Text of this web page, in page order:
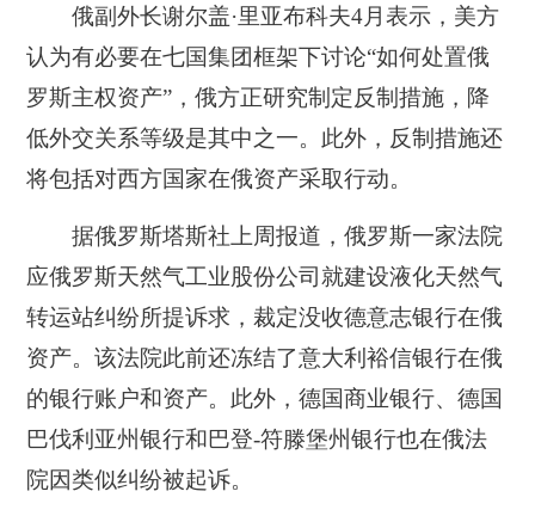
俄副外长谢尔盖·里亚布科夫4月表示，美方
认为有必要在七国集团框架下讨论“如何处置俄
罗斯主权资产”，俄方正研究制定反制措施，降
低外交关系等级是其中之一。此外，反制措施还
将包括对西方国家在俄资产采取行动。
据俄罗斯塔斯社上周报道，俄罗斯一家法院
应俄罗斯天然气工业股份公司就建设液化天然气
转运站纠纷所提诉求，裁定没收德意志银行在俄
资产。该法院此前还冻结了意大利裕信银行在俄
的银行账户和资产。此外，德国商业银行、德国
巴伐利亚州银行和巴登-符滕堡州银行也在俄法
院因类似纠纷被起诉。